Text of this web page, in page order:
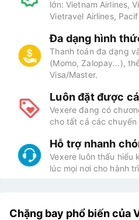
lớn: Vietnam Airlines,
Vietravel Airlines,
Đa dạng hình
Thanh toán đa dạng
(Momo, Zalopay...),
Visa/Master.
Luôn đặt được
Vexere đang có
cho tất cả các
Hỗ trợ nhanh
Vexere luôn thấu hiểu
lúc mọi nơi cho hành
Chặng bay phổ biến của